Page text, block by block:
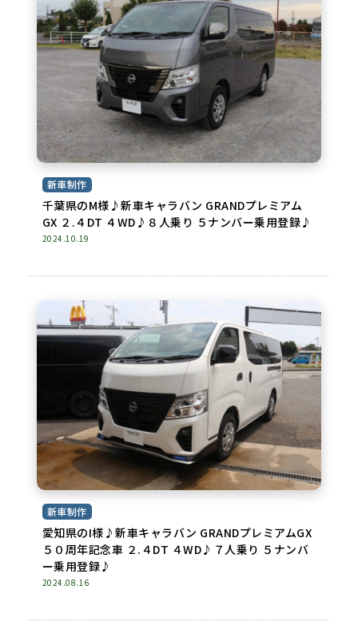
新車制作
千葉県のM様♪新車キャラバン GRANDプレミアム
GX ２.４DT ４WD♪８人乗り ５ナンバー乗用登録♪
2024.10.19
新車制作
愛知県のI様♪新車キャラバン GRANDプレミアムGX
５０周年記念車 ２.４DT ４WD♪７人乗り ５ナンバ
ー乗用登録♪
2024.08.16